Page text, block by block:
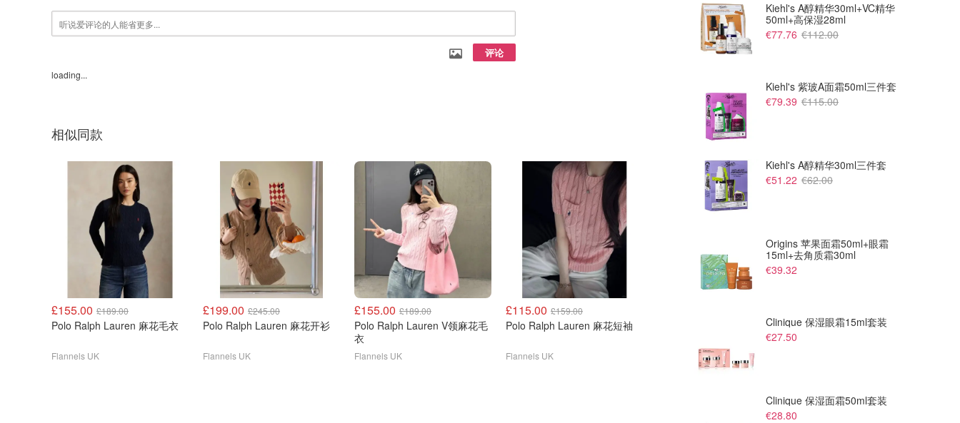
评论
loading...
相似同款
£155.00 £189.00
Polo Ralph Lauren 麻花毛衣
Flannels UK
£199.00 £245.00
Polo Ralph Lauren 麻花开衫
Flannels UK
£155.00 £189.00
Polo Ralph Lauren V领麻花毛
衣
Flannels UK
£115.00 £159.00
Polo Ralph Lauren 麻花短袖
Flannels UK
Polo Ralph Lauren 羊毛羊绒麻
Mytheresa FR
Polo Ralph Lauren 粗麻花针织
Kiehl's A醇精华30ml+VC精华
50ml+高保湿28ml
€77.76 €112.00
Kiehl's 紫玻A面霜50ml三件套
€79.39 €115.00
Kiehl's A醇精华30ml三件套
€51.22 €62.00
Origins 苹果面霜50ml+眼霜
15ml+去角质霜30ml
€39.32
Clinique 保湿眼霜15ml套装
€27.50
Clinique 保湿面霜50ml套装
€28.80